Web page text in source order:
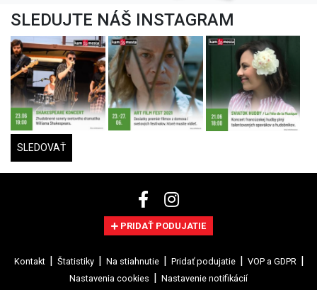
SLEDUJTE NÁŠ INSTAGRAM
SLEDOVAŤ
PRIDAŤ PODUJATIE
Kontakt Štatistiky Na stiahnutie Pridať podujatie
VOP a GDPR
Nastavenia cookies
Nastavenie notifikácií